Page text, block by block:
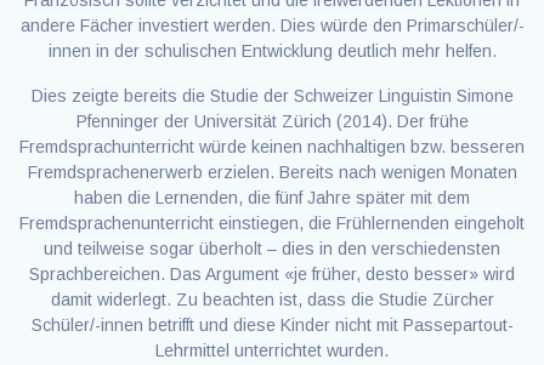
andere Fächer investiert werden. Dies würde den Primarschüler/-
innen in der schulischen Entwicklung deutlich mehr helfen.
Dies zeigte bereits die Studie der Schweizer Linguistin Simone
Pfenninger der Universität Zürich (2014). Der frühe
Fremdsprachunterricht würde keinen nachhaltigen bzw. besseren
Fremdsprachenerwerb erzielen. Bereits nach wenigen Monaten
haben die Lernenden, die fünf Jahre später mit dem
Fremdsprachenunterricht einstiegen, die Frühlernenden eingeholt
und teilweise sogar überholt – dies in den verschiedensten
Sprachbereichen. Das Argument «je früher, desto besser» wird
damit widerlegt. Zu beachten ist, dass die Studie Zürcher
Schüler/-innen betrifft und diese Kinder nicht mit Passepartout-
Lehrmittel unterrichtet wurden.